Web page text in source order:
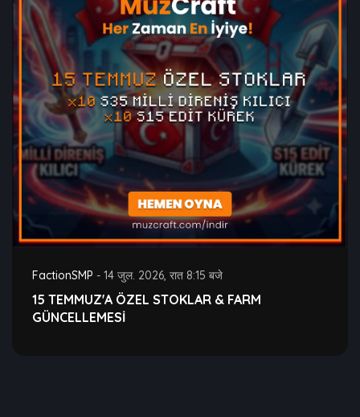
FactionSMP - 14 जुल. 2026, रात 8:15 बजे
15 TEMMUZ'A ÖZEL STOKLAR & FARM
GÜNCELLEMESİ